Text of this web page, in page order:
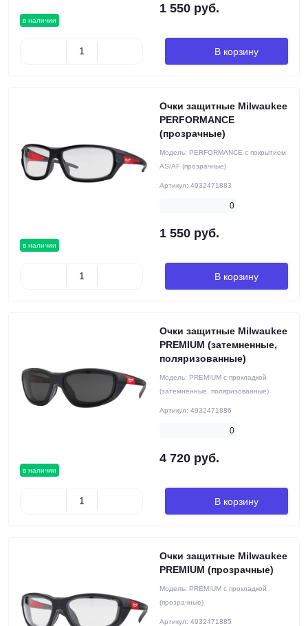
в наличии
1 550 руб.
В корзину
в наличии
Очки защитные Milwaukee
PERFORMANCE
(прозрачные)
Модель: PERFORMANCE с покрытием
AS/AF (прозрачные)
Артикул: 4932471883
0
1 550 руб.
В корзину
в наличии
Очки защитные Milwaukee
PREMIUM (затемненные,
поляризованные)
Модель: PREMIUM с прокладкой
(затемненные, поляризованные)
Артикул: 4932471886
0
4 720 руб.
В корзину
Очки защитные Milwaukee
PREMIUM (прозрачные)
Модель: PREMIUM с прокладкой
(прозрачные)
Артикул: 4932471885